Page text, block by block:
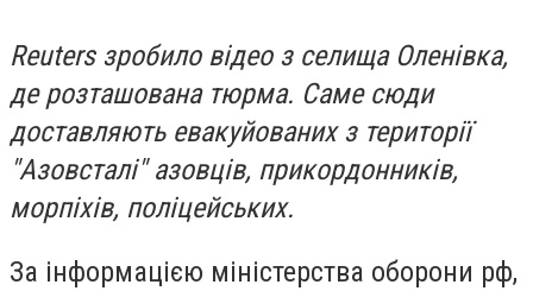
Reuters зробило відео з селища Оленівка,
де розташована тюрма. Саме сюди
доставляють евакуйованих з території
"Азовсталі" азовців, прикордонників,
морпіхів, поліцейських.
За інформацією міністерства оборони рф,